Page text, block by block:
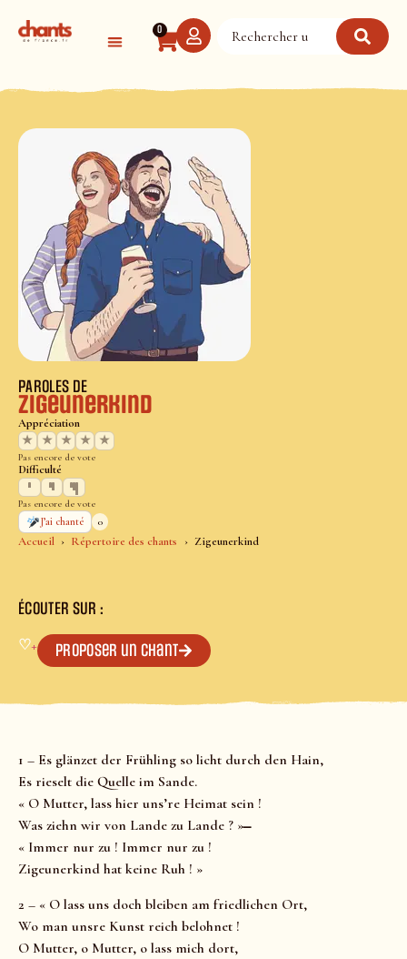
0
Accueil Répertoire des chants Zigeunerkind
PAROLES DE
Zigeunerkind
Appréciation
★
★ ★ ★ ★
Pas encore de vote
Difficulté
Pas encore de vote
J’ai chanté
0
ÉCOUTER SUR :
♡+ Proposer un chant
1 – Es glänzet der Frühling so licht durch den Hain,
Es rieselt die Quelle im Sande.
« O Mutter, lass hier uns’re Heimat sein !
Was ziehn wir von Lande zu Lande ? » ̶
« Immer nur zu ! Immer nur zu !
Zigeunerkind hat keine Ruh ! »
2 – « O lass uns doch bleiben am friedlichen Ort,
Wo man unsre Kunst reich belohnet !
O Mutter, o Mutter, o lass mich dort,